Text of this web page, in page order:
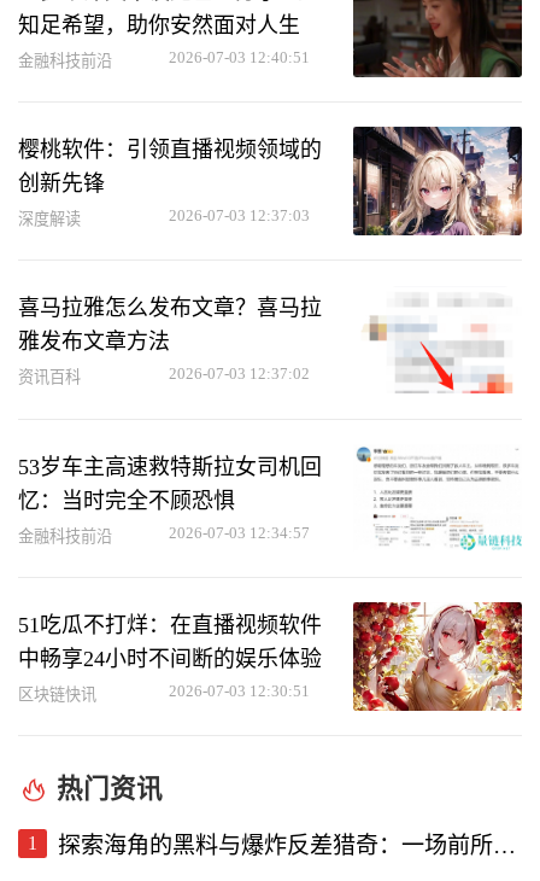
知足希望，助你安然面对人生
金融科技前沿 2026-07-03 12:40:51
樱桃软件：引领直播视频领域的
创新先锋
深度解读 2026-07-03 12:37:03
喜马拉雅怎么发布文章？喜马拉
雅发布文章方法
资讯百科 2026-07-03 12:37:02
53岁车主高速救特斯拉女司机回
忆：当时完全不顾恐惧
金融科技前沿 2026-07-03 12:34:57
51吃瓜不打烊：在直播视频软件
中畅享24小时不间断的娱乐体验
区块链快讯 2026-07-03 12:30:51
热门资讯
1 探索海角的黑料与爆炸反差猎奇：一场前所未有的直播视频体验